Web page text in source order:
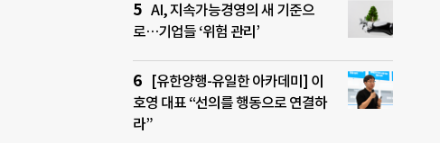
AI, 지속가능경영의 새 기준으
로…기업들 ‘위험 관리’
[유한양행-유일한 아카데미] 이
호영 대표 “선의를 행동으로 연결하
라”